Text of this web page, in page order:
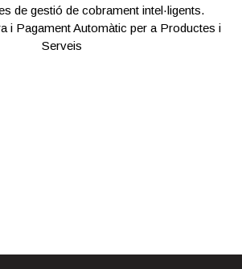
de gestió de cobrament intel·ligents.
i Pagament Automàtic per a Productes i
Serveis